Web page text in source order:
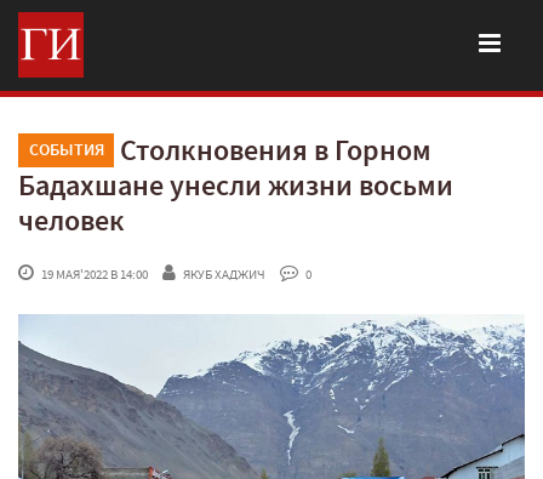
СОБЫТИЯ
Столкновения в Горном
Бадахшане унесли жизни восьми
человек
19 МАЯ'2022 В 14:00 ЯКУБ ХАДЖИЧ 0